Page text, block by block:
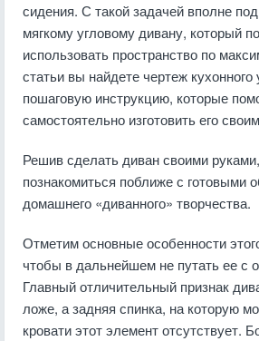
сидения. С такой задачей вполне
мягкому угловому дивану, который
использовать пространство по
статьи вы найдете чертеж кухонного
пошаговую инструкцию, которые
самостоятельно изготовить его
Решив сделать диван своими
познакомиться поближе с готовыми
домашнего «диванного» творчества.
Отметим основные особенности
чтобы в дальнейшем не путать ее с
Главный отличительный признак
ложе, а задняя спинка, на которую
кровати этот элемент отсутствует.